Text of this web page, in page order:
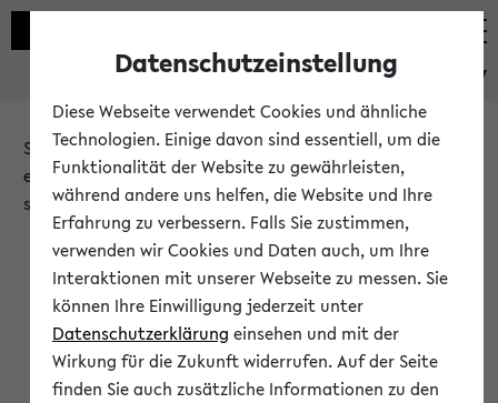
eKVV
Sie möchten auf eine eKVV Funktion zugreifen, die Ihnen
erst nach einer Anmeldung am System zur Verfügung
steht.
Bitte melden Sie sich an:
Anmeldung am eKVV
Datenschutzeinstellung
Diese Webseite verwendet Cookies und ähnliche
Technologien. Einige davon sind essentiell, um die
Funktionalität der Website zu gewährleisten,
während andere uns helfen, die Website und Ihre
Erfahrung zu verbessern. Falls Sie zustimmen,
verwenden wir Cookies und Daten auch, um Ihre
Interaktionen mit unserer Webseite zu messen. Sie
können Ihre Einwilligung jederzeit unter
Datenschutzerklärung einsehen und mit der
Wirkung für die Zukunft widerrufen. Auf der Seite
finden Sie auch zusätzliche Informationen zu den